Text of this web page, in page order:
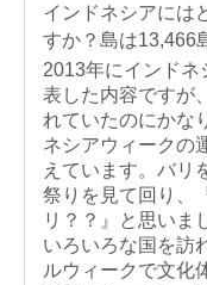
インドネシアには
すか？島は13,466
2013年にインドネ
表した内容ですが
れていたのにかな
ネシアウィークの
えています。バリ
祭りを見て回り、
リ？？』と思いま
いろいろな国を訪
ルウィークで文化